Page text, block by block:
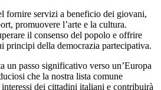
fornire servizi a beneficio dei giovani,
promuovere l’arte e la cultura.
il consenso del popolo e offrire
principi della democrazia partecipativa.
un passo significativo verso un’Europa
che la nostra lista comune
dei cittadini italiani e contribuirà